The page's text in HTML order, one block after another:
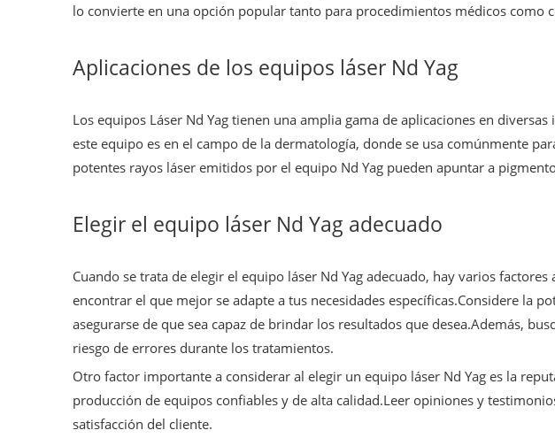
lo convierte en una opción popular tanto para procedimientos médicos como
Aplicaciones de los equipos láser Nd Yag
Los equipos Láser Nd Yag tienen una amplia gama de aplicaciones en
este equipo es en el campo de la dermatología, donde se usa comúnmente
potentes rayos láser emitidos por el equipo Nd Yag pueden apuntar a
Elegir el equipo láser Nd Yag adecuado
Cuando se trata de elegir el equipo láser Nd Yag adecuado, hay varios
encontrar el que mejor se adapte a tus necesidades específicas.Considere la
asegurarse de que sea capaz de brindar los resultados que desea.Además,
riesgo de errores durante los tratamientos.
Otro factor importante a considerar al elegir un equipo láser Nd Yag es la
producción de equipos confiables y de alta calidad.Leer opiniones y
satisfacción del cliente.